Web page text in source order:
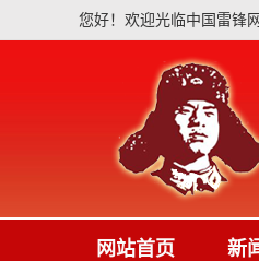
您好！欢迎光临中国雷锋网
网站首页 新